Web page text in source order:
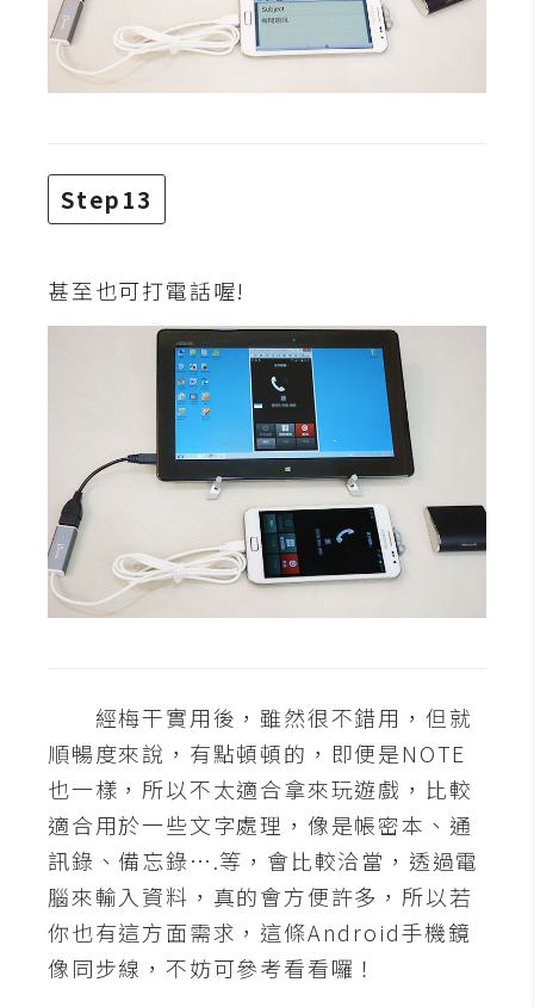
Step13
甚至也可打電話喔!
經梅干實用後，雖然很不錯用，但就
順暢度來說，有點頓頓的，即便是NOTE
也一樣，所以不太適合拿來玩遊戲，比較
適合用於一些文字處理，像是帳密本、通
訊錄、備忘錄….等，會比較洽當，透過電
腦來輸入資料，真的會方便許多，所以若
你也有這方面需求，這條Android手機鏡
像同步線，不妨可參考看看囉！